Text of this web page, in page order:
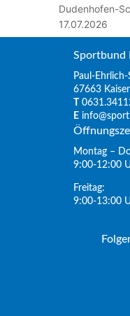
Dudenhofen-
17.07.2026
Sportbund
Paul-
67663
T
E
Montag –
9:00-12:00
Freitag:
9:00-13:00
Folgen